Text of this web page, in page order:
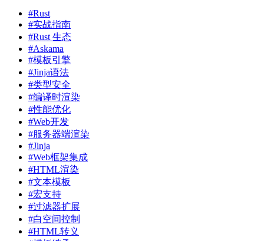
#Rust
#实战指南
#Rust 生态
#Askama
#模板引擎
#Jinja语法
#类型安全
#编译时渲染
#性能优化
#Web开发
#服务器端渲染
#Jinja
#Web框架集成
#HTML渲染
#文本模板
#宏支持
#过滤器扩展
#白空间控制
#HTML转义